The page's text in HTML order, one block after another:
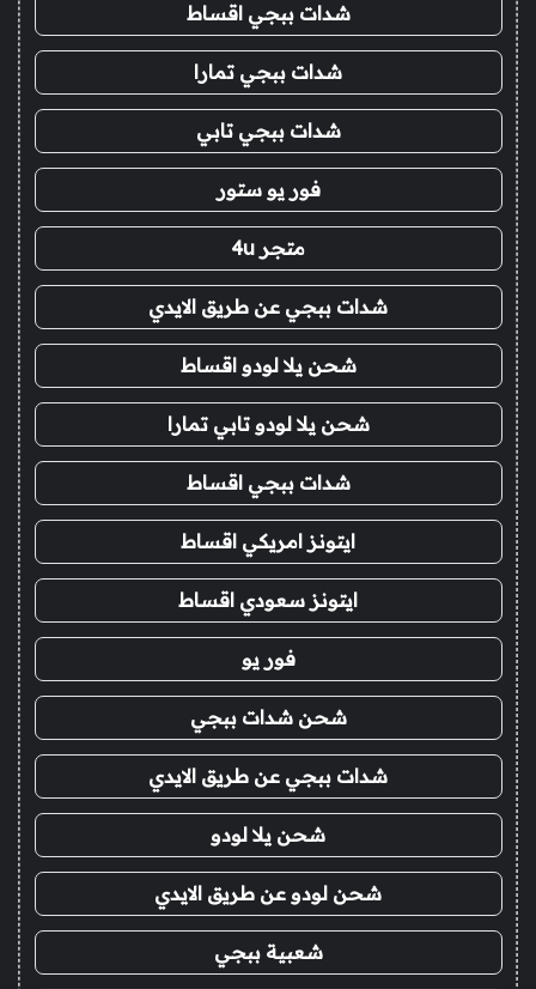
شدات ببجي اقساط
شدات ببجي تمارا
شدات ببجي تابي
فور يو ستور
متجر 4u
شدات ببجي عن طريق الايدي
شحن يلا لودو اقساط
شحن يلا لودو تابي تمارا
شدات ببجي اقساط
ايتونز امريكي اقساط
ايتونز سعودي اقساط
فور يو
شحن شدات ببجي
شدات ببجي عن طريق الايدي
شحن يلا لودو
شحن لودو عن طريق الايدي
شعبية ببجي